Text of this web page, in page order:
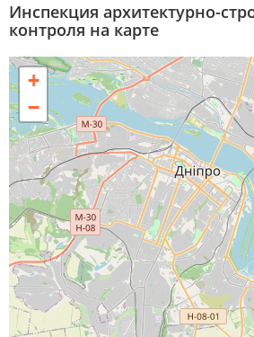
Инспекция архитектурно-
контроля на карте
+
−